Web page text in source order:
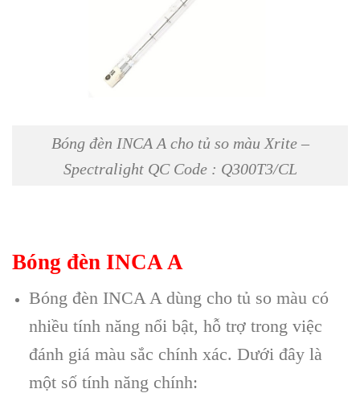
Bóng đèn INCA A cho tủ so màu Xrite –
Spectralight QC Code : Q300T3/CL
Bóng đèn INCA A
Bóng đèn INCA A dùng cho tủ so màu có
nhiều tính năng nổi bật, hỗ trợ trong việc
đánh giá màu sắc chính xác. Dưới đây là
một số tính năng chính: